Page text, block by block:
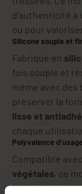
d’authenticité
ou pour
Silicone souple et
Fabriqué en
fois souple et
même avec
préserver la
lisse et
chaque
Polyvalence
Compatible
végétales, ce
fabrication de